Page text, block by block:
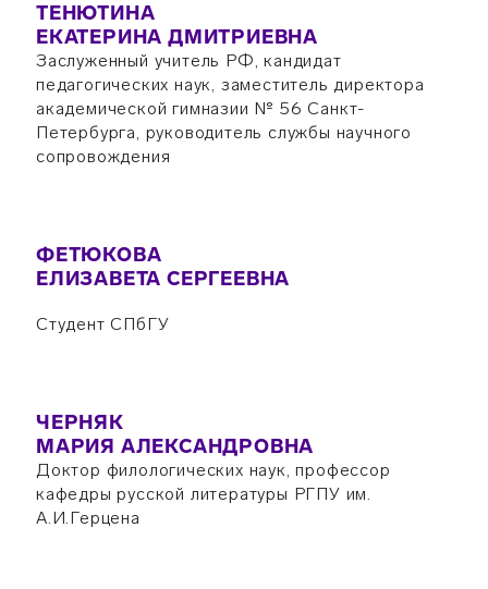
ТЕНЮТИНА
ЕКАТЕРИНА ДМИТРИЕВНА
Заслуженный учитель РФ, кандидат
педагогических наук, заместитель директора
академической гимназии № 56 Санкт-
Петербурга, руководитель службы научного
сопровождения
ФЕТЮКОВА
ЕЛИЗАВЕТА СЕРГЕЕВНА
Студент СПбГУ
ЧЕРНЯК
МАРИЯ АЛЕКСАНДРОВНА
Доктор филологических наук, профессор
кафедры русской литературы РГПУ им.
А.И.Герцена